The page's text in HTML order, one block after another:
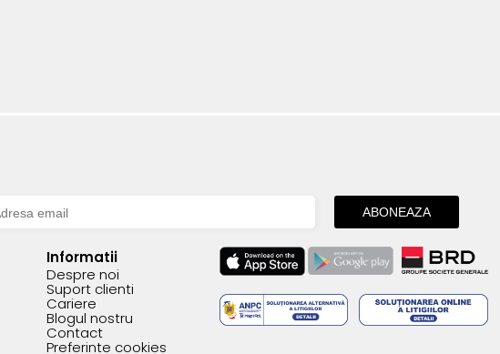
Informatii
Despre noi
Suport clienti
Cariere
Blogul nostru
Contact
Preferinte cookies